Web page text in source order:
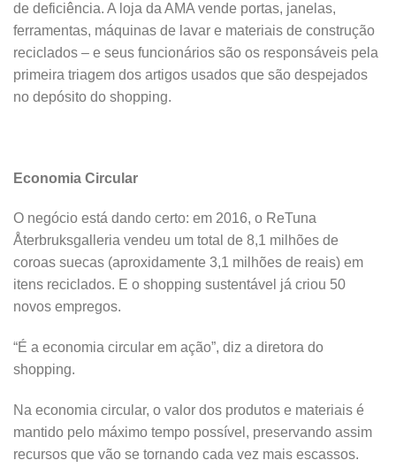
de deficiência. A loja da AMA vende portas, janelas,
ferramentas, máquinas de lavar e materiais de construção
reciclados – e seus funcionários são os responsáveis pela
primeira triagem dos artigos usados que são despejados
no depósito do shopping.
Economia Circular
O negócio está dando certo: em 2016, o ReTuna
Återbruksgalleria vendeu um total de 8,1 milhões de
coroas suecas (aproxidamente 3,1 milhões de reais) em
itens reciclados. E o shopping sustentável já criou 50
novos empregos.
“É a economia circular em ação”, diz a diretora do
shopping.
Na economia circular, o valor dos produtos e materiais é
mantido pelo máximo tempo possível, preservando assim
recursos que vão se tornando cada vez mais escassos.